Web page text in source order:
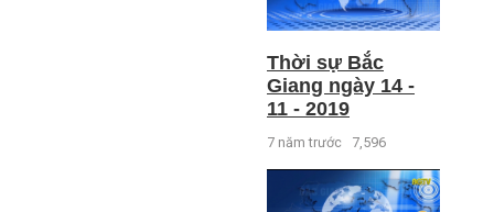
Thời sự Bắc
Giang ngày 14 -
11 - 2019
7 năm trước 7,596